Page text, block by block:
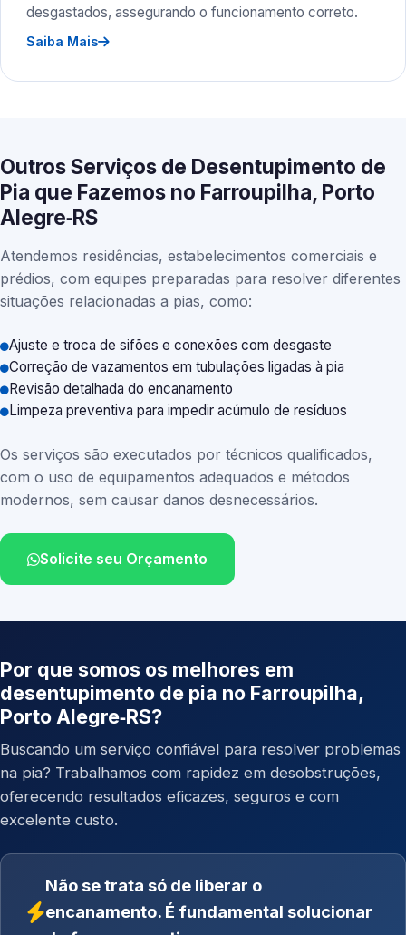
desgastados, assegurando o funcionamento correto.
Saiba Mais
Outros Serviços de Desentupimento de
Pia que Fazemos no Farroupilha, Porto
Alegre‑RS
Atendemos residências, estabelecimentos comerciais e
prédios, com equipes preparadas para resolver diferentes
situações relacionadas a pias, como:
Ajuste e troca de sifões e conexões com desgaste
Correção de vazamentos em tubulações ligadas à pia
Revisão detalhada do encanamento
Limpeza preventiva para impedir acúmulo de resíduos
Os serviços são executados por técnicos qualificados,
com o uso de equipamentos adequados e métodos
modernos, sem causar danos desnecessários.
Solicite seu Orçamento
Por que somos os melhores em
desentupimento de pia no Farroupilha,
Porto Alegre‑RS?
Buscando um serviço confiável para resolver problemas
na pia? Trabalhamos com rapidez em desobstruções,
oferecendo resultados eficazes, seguros e com
excelente custo.
Não se trata só de liberar o
encanamento. É fundamental solucionar